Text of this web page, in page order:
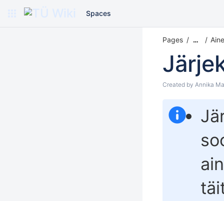
Spaces
Pages …
Created by Annika